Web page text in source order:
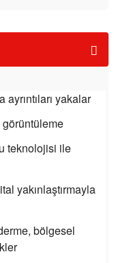
yakalar
teknolojisi ile
yakınlaştırmayla
bölgesel